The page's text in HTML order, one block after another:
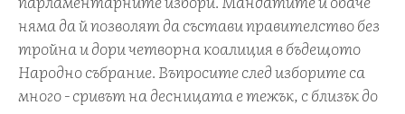
няма да й позволят да състави правителство без
тройна и дори четворна коалиция в бъдещото
Народно събрание. Въпросите след изборите са
много - сривът на десницата е тежък, с близък до